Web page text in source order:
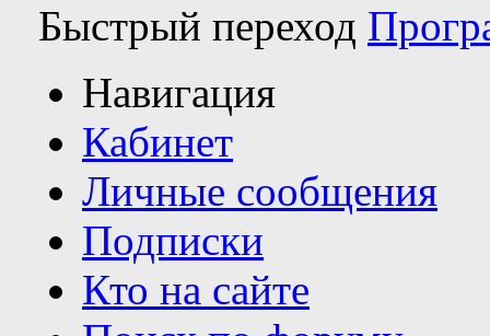
Быстрый переход
Навигация
Кабинет
Личные сообщения
Подписки
Кто на сайте